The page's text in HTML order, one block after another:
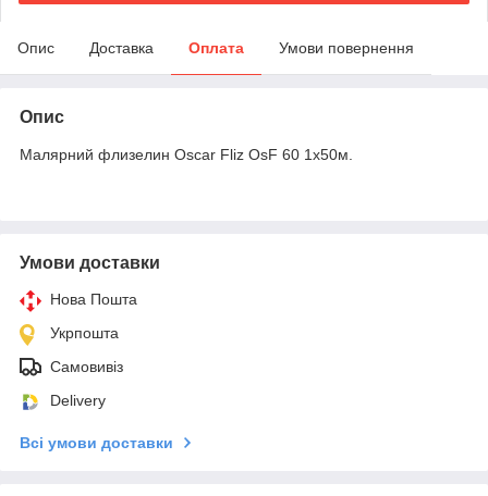
Опис Доставка Оплата Умови повернення
Опис
Малярний флизелин Oscar Fliz OsF 60 1х50м.
Умови доставки
Нова Пошта
Укрпошта
Самовивіз
Delivery
Всі умови доставки